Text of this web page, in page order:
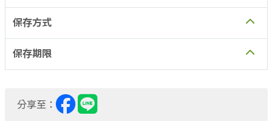
保存方式
保存期限
分享至：